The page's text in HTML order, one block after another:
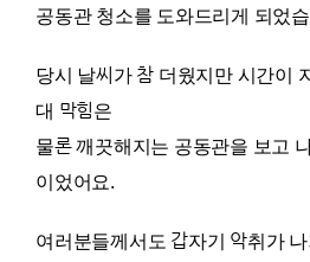
공동관 청소를 도와드리게 되었
당시 날씨가 참 더웠지만 시간이
대 막힘은
물론 깨끗해지는 공동관을 보고
이었어요.
여러분들께서도 갑자기 악취가